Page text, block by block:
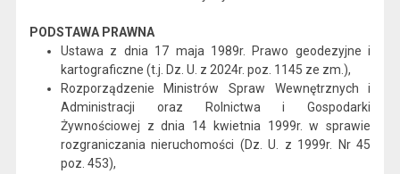
PODSTAWA PRAWNA
Ustawa z dnia 17 maja 1989r. Prawo geodezyjne i
kartograficzne (t.j. Dz. U. z 2024r. poz. 1145 ze zm.),
Rozporządzenie Ministrów Spraw Wewnętrznych i
Administracji oraz Rolnictwa i Gospodarki
Żywnościowej z dnia 14 kwietnia 1999r. w sprawie
rozgraniczania nieruchomości (Dz. U. z 1999r. Nr 45
poz. 453),